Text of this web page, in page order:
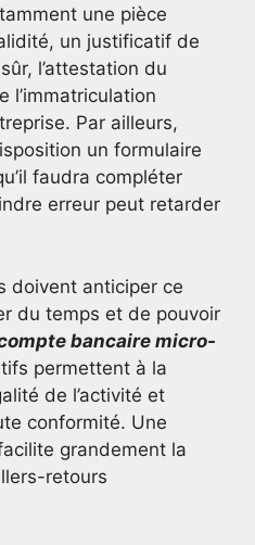
une pièce
un justificatif de
l’attestation du
l’immatriculation
Par ailleurs,
un formulaire
faudra compléter
erreur peut retarder
doivent anticiper ce
du temps et de pouvoir
bancaire micro-
permettent à la
de l’activité et
conformité. Une
grandement la
retours